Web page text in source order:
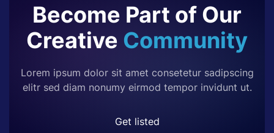
Become Part of Our
Creative Community
Lorem ipsum dolor sit amet consetetur sadipscing
elitr sed diam nonumy eirmod tempor invidunt ut.
Get listed